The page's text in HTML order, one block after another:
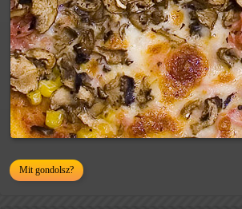
Mit gondolsz?